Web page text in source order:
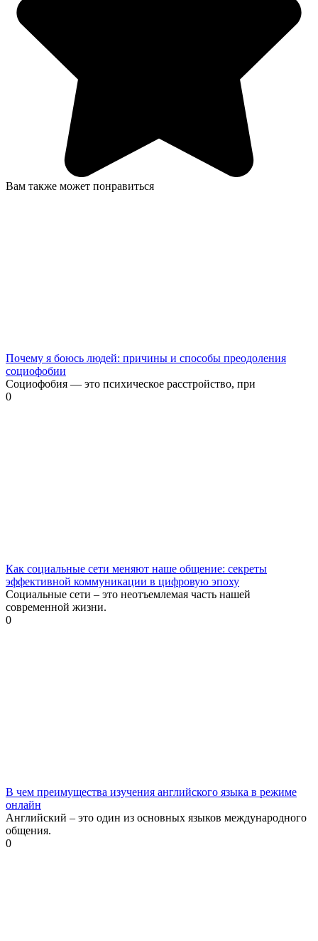
Вам также может понравиться
Почему я боюсь людей: причины и способы преодоления
социофобии
Социофобия — это психическое расстройство, при
0
Как социальные сети меняют наше общение: секреты
эффективной коммуникации в цифровую эпоху
Социальные сети – это неотъемлемая часть нашей
современной жизни.
0
В чем преимущества изучения английского языка в режиме
онлайн
Английский – это один из основных языков международного
общения.
0